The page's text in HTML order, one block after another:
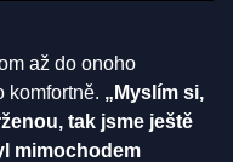
až do onoho
komfortně. „Myslím si,
tak jsme ještě
mimochodem